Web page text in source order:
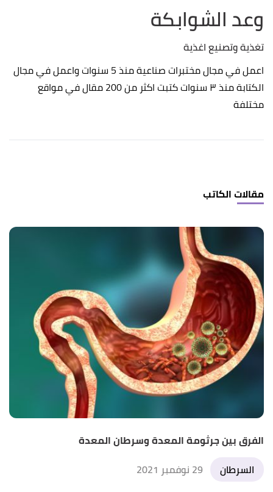
وعد الشوابكة
تغذية وتصنيع اغذية
اعمل في مجال مختبرات صناعية منذ 5 سنوات واعمل في مجال
الكتابة منذ ٣ سنوات كتبت اكثر من 200 مقال في مواقع
مختلفة
مقالات الكاتب
الفرق بين جرثومة المعدة وسرطان المعدة
السرطان
29 نوفمبر 2021